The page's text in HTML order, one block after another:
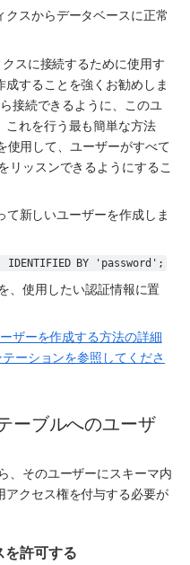
クスからデータベースに正常
スに接続するために使用す
することを強くお勧めしま
接続できるように、このユ
これを行う最も簡単な方法
使用して、ユーザーがすべて
リッスンできるようにするこ
て新しいユーザーを作成しま
IDENTIFIED BY 'password';
、使用したい認証情報に置
ザーを作成する方法の詳細
ーションを参照してくださ
ーブルへのユーザ
、そのユーザーにスキーマ内
クセス権を付与する必要が
を許可する